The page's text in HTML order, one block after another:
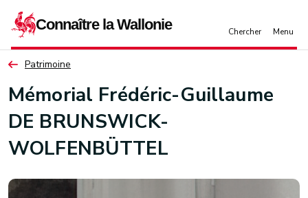
Patrimoine
Mémorial Frédéric-Guillaume
DE BRUNSWICK-
WOLFENBÜTTEL